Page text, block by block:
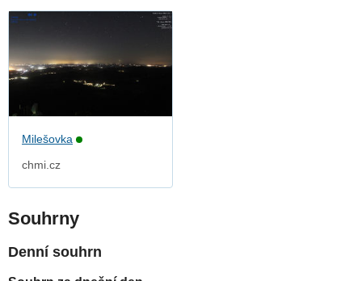
Milešovka
chmi.cz
Souhrny
Denní souhrn